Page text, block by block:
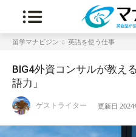
留学マナビジン 英語を使う仕事
BIG4外資コンサルが教え
語力」
ゲストライター 更新日 2024